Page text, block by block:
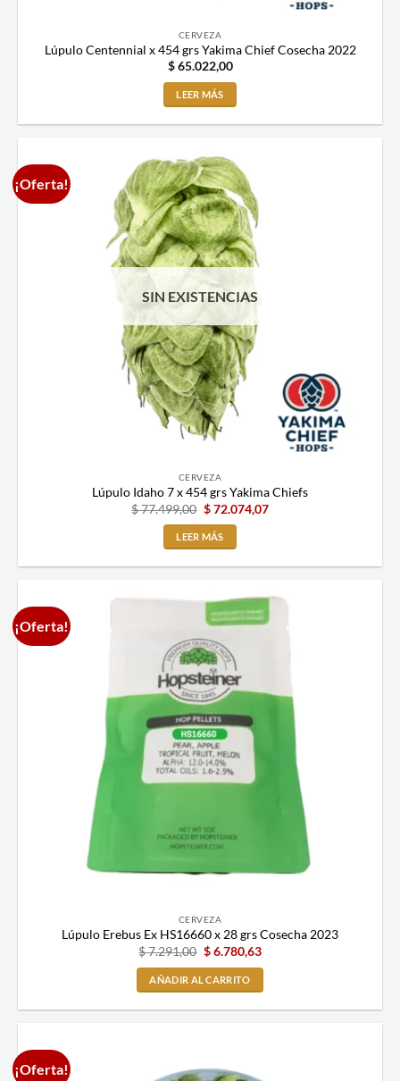
CERVEZA
Lúpulo Centennial x 454 grs Yakima Chief Cosecha 2022
$65.022,00
LEER MÁS
¡Oferta!
SIN EXISTENCIAS
CERVEZA
Lúpulo Idaho 7 x 454 grs Yakima Chiefs
$77.499,00 $72.074,07
LEER MÁS
¡Oferta!
CERVEZA
Lúpulo Erebus Ex HS16660 x 28 grs Cosecha 2023
$7.291,00 $6.780,63
AÑADIR AL CARRITO
¡Oferta!